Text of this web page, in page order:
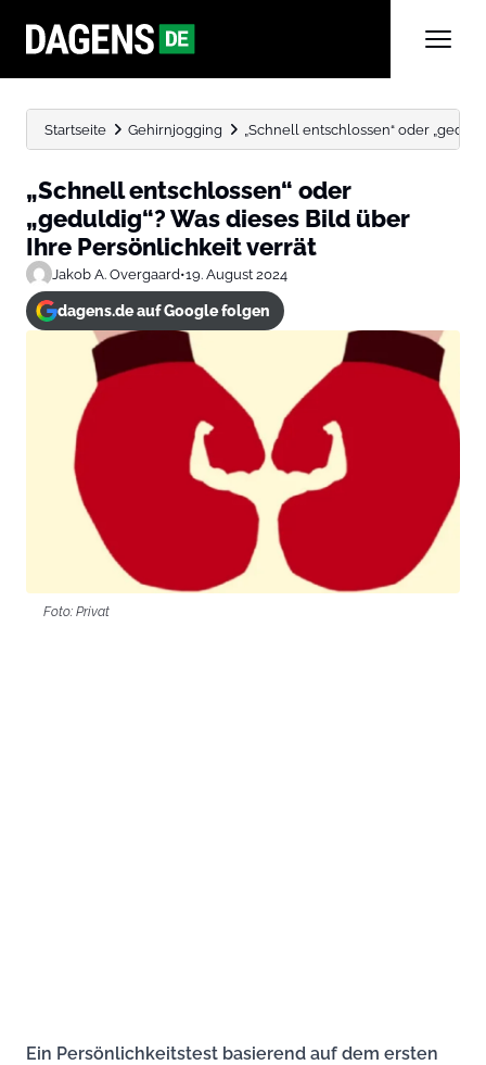
Startseite Gehirnjogging „Schnell entschlossen“ oder
„Schnell entschlossen“ oder
„geduldig“? Was dieses Bild über
Ihre Persönlichkeit verrät
Jakob A. Overgaard•19. August 2024
dagens.de auf Google folgen
Foto: Privat
Ein Persönlichkeitstest basierend auf dem ersten